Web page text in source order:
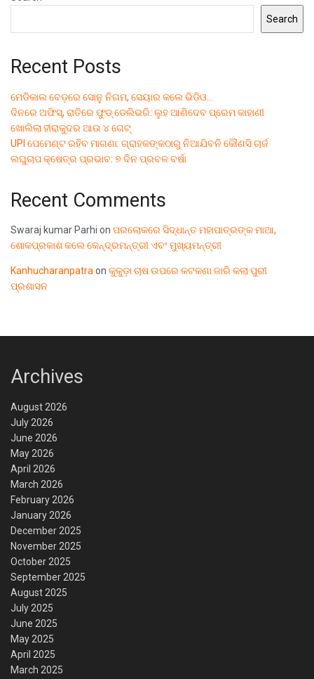
Search
Recent Posts
ମେଡିକାଲ ବେଡ଼ରେ ସୋନୁ ନିଗମ, ସେୟାର କଲେ ଭିଡିଓ…
ଦିନରେ ଅଫିସ୍, ରାତିରେ ଫୁଡ୍ ଡେଲିଭରି: ଲୁହ ଆଣିଦେବ ପ୍ରେମ କାହାଣୀ
ଖୋଲିଲା ହୀରାକୁଦର ଆଉ ୪ ଗେଟ୍
UPI ପେମେଣ୍ଟ ରହିବ ମାଗଣା: ଗ୍ରାହକଙ୍କଠାରୁ ନିଆଯିବନି କୌଣସି ଚାର୍ଜ
ଲଘୁଚାପ କ୍ଷେତ୍ର ପ୍ରଭାବ: ୭ ଦିନ ପ୍ରବଳ ବର୍ଷା
Recent Comments
Swaraj kumar Parhi on ପରଲୋକରେ ସିଦ୍ଧାନ୍ତ ମହାପାତ୍ରଙ୍କ ମାଆ,
ଶୋକପ୍ରକାଶ କଲେ କେନ୍ଦ୍ରମନ୍ତ୍ରୀ ଏବଂ ମୁଖ୍ୟମନ୍ତ୍ରୀ
Kanhucharanpatraon କୁକୁଡ଼ା ଚାଷ ଉପରେ କଟକଣା ଜାରି କଲା ପୁରୀ
ପ୍ରଶାସନ
Archives
August 2026
July 2026
June 2026
May 2026
April 2026
March 2026
February 2026
January 2026
December 2025
November 2025
October 2025
September 2025
August 2025
July 2025
June 2025
May 2025
April 2025
March 2025